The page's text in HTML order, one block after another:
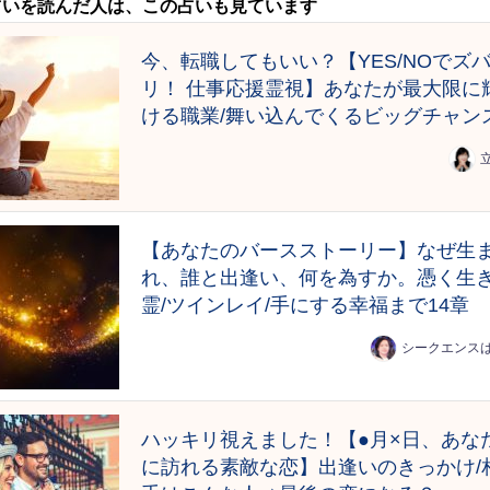
を読んだ人は、この占いも見ています
今、転職してもいい？【YES/NOでズバ
リ！ 仕事応援霊視】あなたが最大限に
ける職業/舞い込んでくるビッグチャン
【あなたのバースストーリー】なぜ生ま
れ、誰と出逢い、何を為すか。憑く生き
霊/ツインレイ/手にする幸福まで14章
シークエンス
ハッキリ視えました！【●月×日、あな
に訪れる素敵な恋】出逢いのきっかけ/